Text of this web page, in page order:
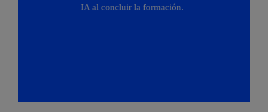
IA al concluir la formación.